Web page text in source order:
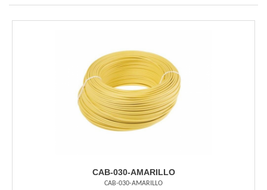
CAB-030-AMARILLO
CAB-030-AMARILLO